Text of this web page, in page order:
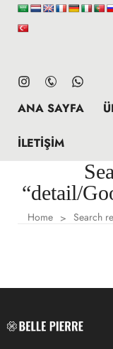
ANA SAYFA
İLETIŞIM
“detail/
Home > Search